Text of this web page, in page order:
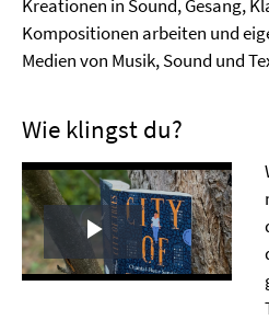
Kreationen in Sound, Gesang,
Kompositionen arbeiten und
Medien von Musik, Sound und
Wie klingst du?
Play